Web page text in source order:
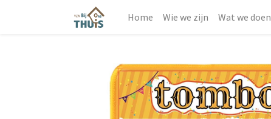
Home Wie we zijn Wat we doen